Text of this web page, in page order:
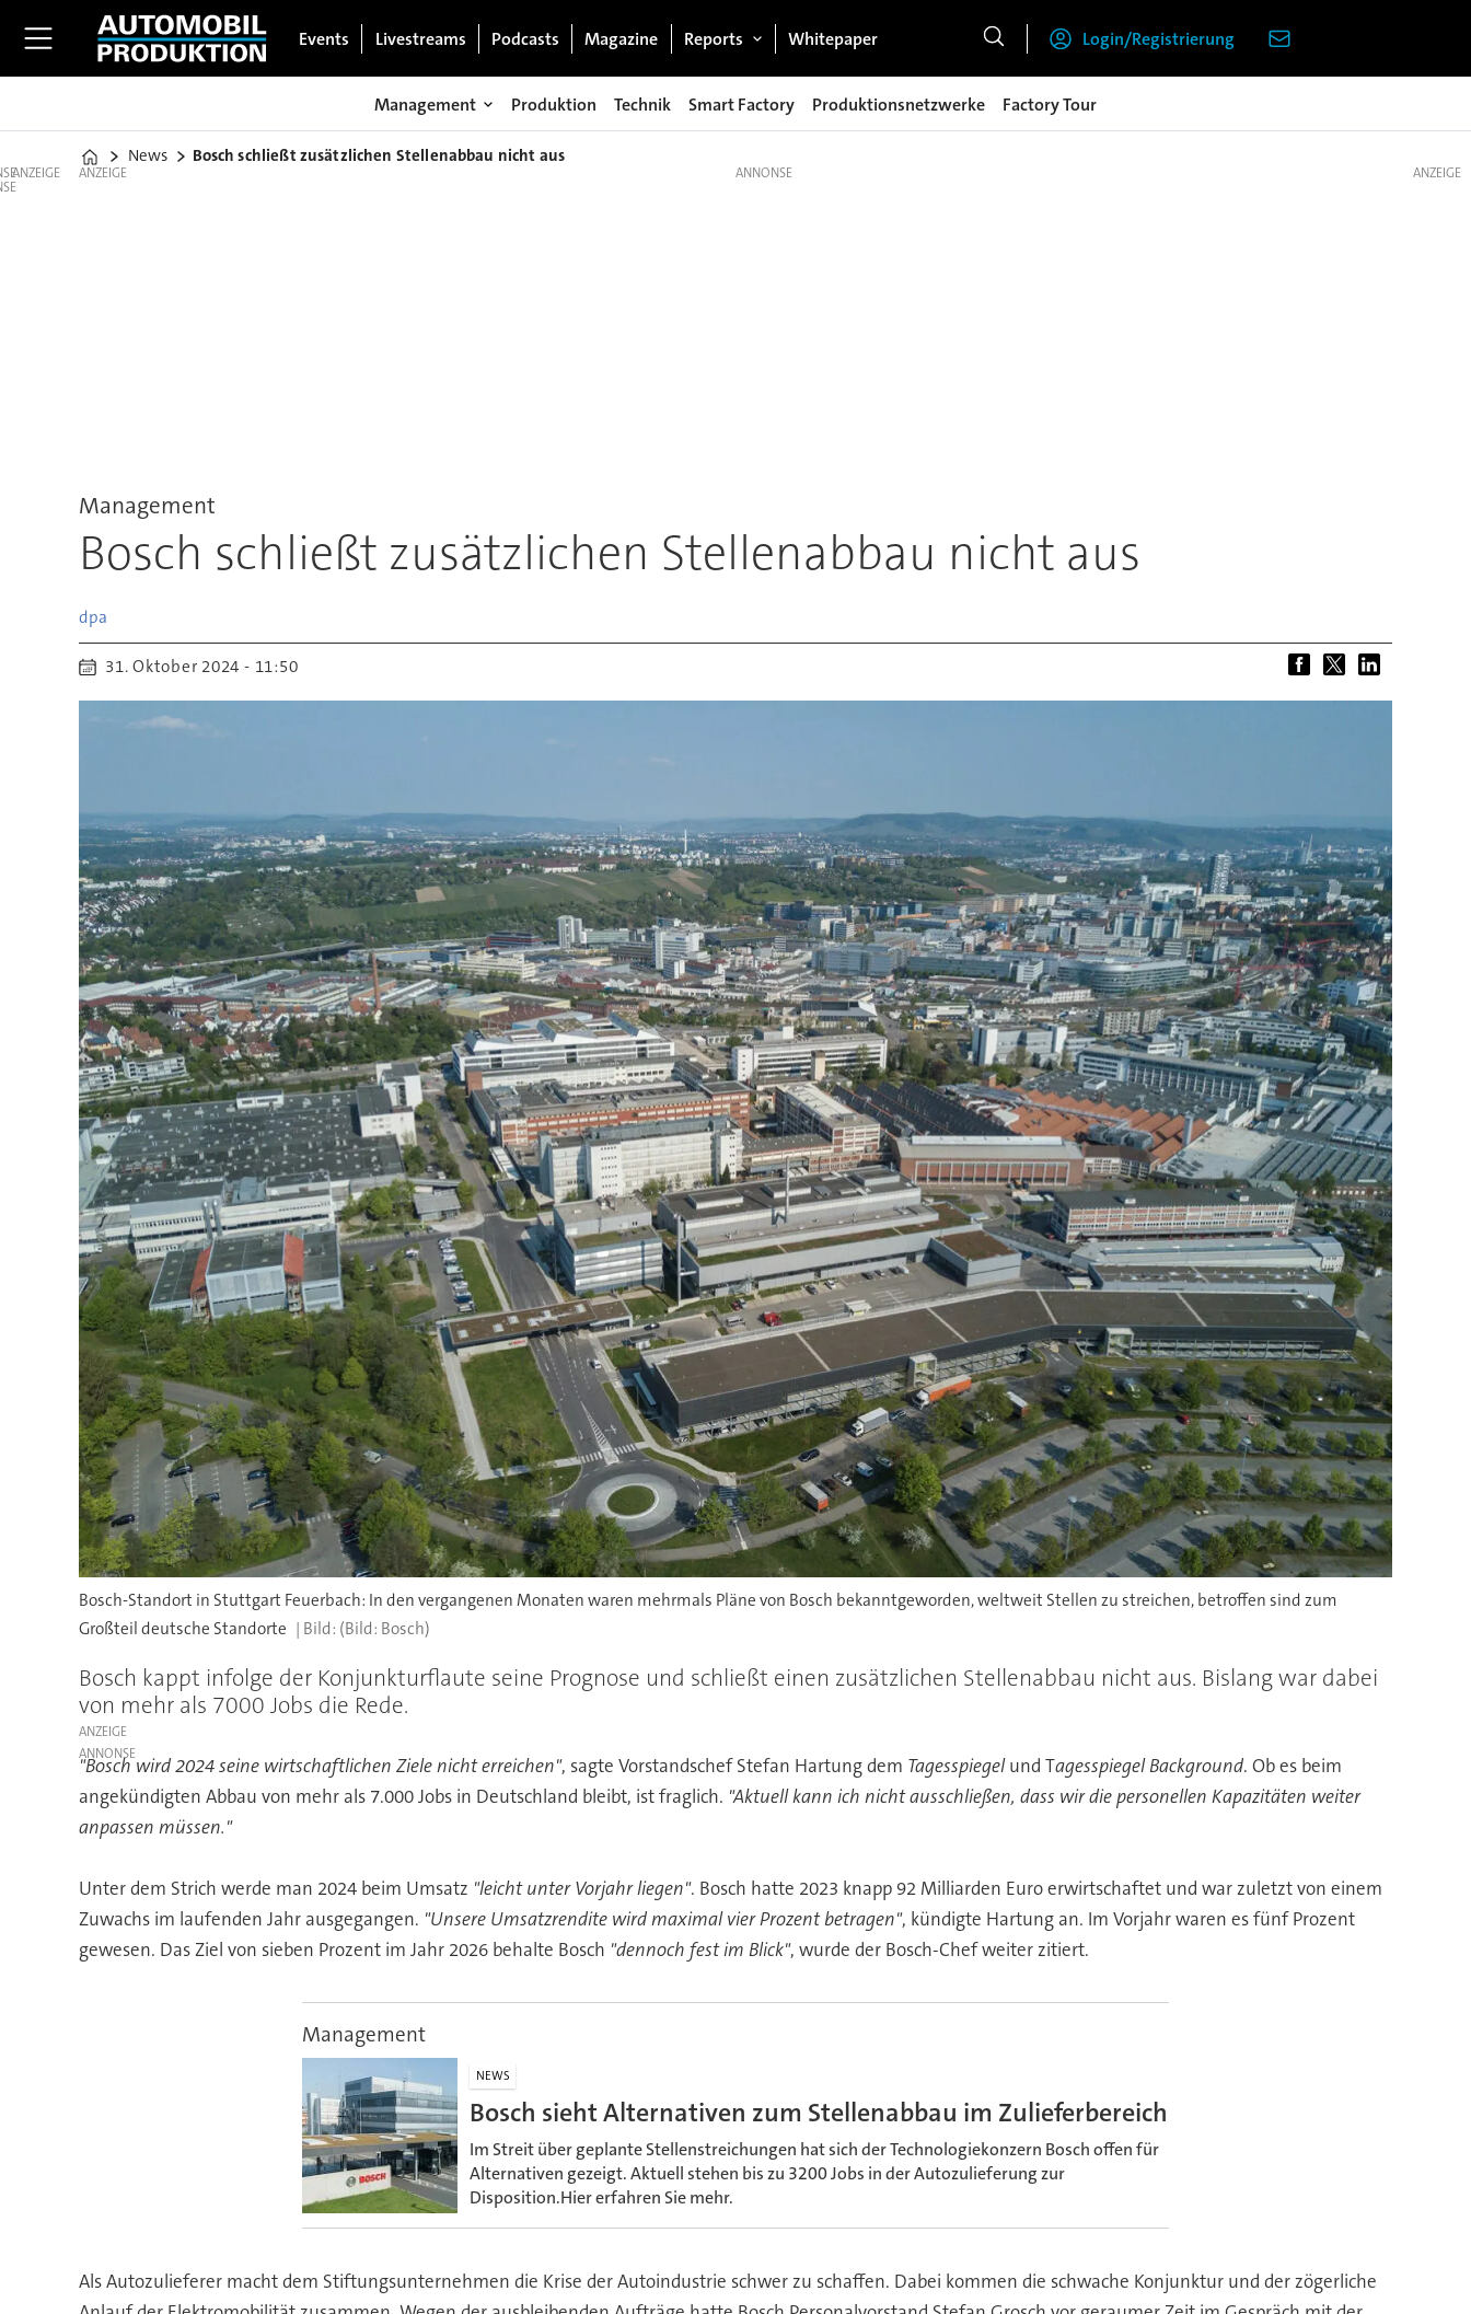
Events Livestreams Podcasts Magazine Reports Whitepaper Login/Registrierung
Management Produktion Technik Smart Factory Produktionsnetzwerke Factory Tour
Home
News Bosch schließt zusätzlichen Stellenabbau nicht aus
ANZEIGE ANZEIGE
Management
Bosch schließt zusätzlichen Stellenabbau nicht aus
dpa
31. Oktober 2024 - 11:50
Bosch-Standort in Stuttgart Feuerbach: In den vergangenen Monaten waren mehrmals Pläne von Bosch bekanntgeworden, weltweit Stellen zu streichen, betroffen sind zum
Großteil deutsche Standorte
(Bild: Bosch)
Bosch kappt infolge der Konjunkturflaute seine Prognose und schließt einen zusätzlichen Stellenabbau nicht aus. Bislang war dabei
von mehr als 7000 Jobs die Rede.
ANZEIGE
"Bosch wird 2024 seine wirtschaftlichen Ziele nicht erreichen", sagte Vorstandschef Stefan Hartung dem Tagesspiegelund Tagesspiegel Background. Ob es beim
angekündigten Abbau von mehr als 7.000 Jobs in Deutschland bleibt, ist fraglich. "Aktuell kann ich nicht ausschließen, dass wir die personellen Kapazitäten weiter
anpassen müssen."
Unter dem Strich werde man 2024 beim Umsatz "leicht unter Vorjahr liegen". Bosch hatte 2023 knapp 92 Milliarden Euro erwirtschaftet und war zuletzt von einem
Zuwachs im laufenden Jahr ausgegangen. "Unsere Umsatzrendite wird maximal vier Prozent betragen", kündigte Hartung an. Im Vorjahr waren es fünf Prozent
gewesen. Das Ziel von sieben Prozent im Jahr 2026 behalte Bosch "dennoch fest im Blick", wurde der Bosch-Chef weiter zitiert.
Management
NEWS
Bosch sieht Alternativen zum Stellenabbau im Zulieferbereich
Im Streit über geplante Stellenstreichungen hat sich der Technologiekonzern Bosch offen für
Alternativen gezeigt. Aktuell stehen bis zu 3200 Jobs in der Autozulieferung zur
Disposition.Hier erfahren Sie mehr.
Als Autozulieferer macht dem Stiftungsunternehmen die Krise der Autoindustrie schwer zu schaffen. Dabei kommen die schwache Konjunktur und der zögerliche
ANZEIGE